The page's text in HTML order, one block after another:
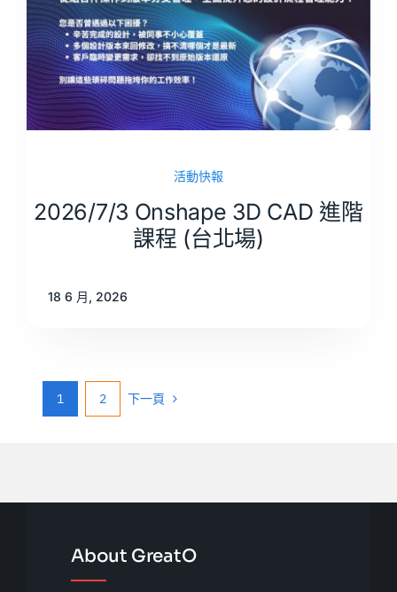
活動快報
2026/7/3 Onshape 3D CAD 進階
課程 (台北場)
18 6 月, 2026
1 2 下一頁
About GreatO